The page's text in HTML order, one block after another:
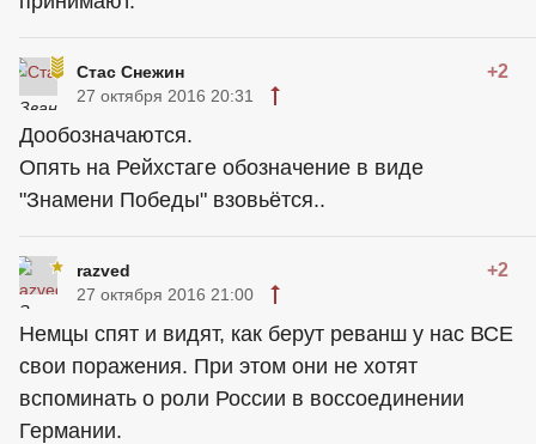
Стас Снежин +2
27 октября 2016 20:31
Дообозначаются.
Опять на Рейхстаге обозначение в виде
"Знамени Победы" взовьётся..
razved +2
27 октября 2016 21:00
Немцы спят и видят, как берут реванш у нас ВСЕ
свои поражения. При этом они не хотят
вспоминать о роли России в воссоединении
Германии.